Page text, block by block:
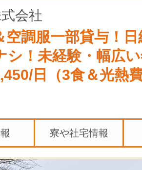
会社
空調服一部貸与！
シ！未経験・幅広
日（3食＆光熱
寮や社宅情報